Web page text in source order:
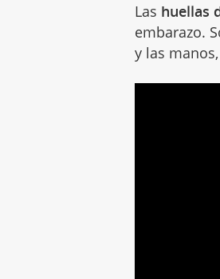
Las huellas
embarazo.
y las